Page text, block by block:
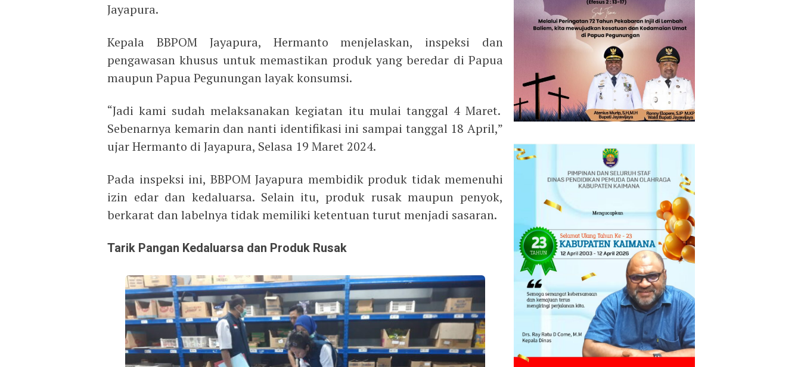
Jayapura.
Kepala BBPOM Jayapura, Hermanto menjelaskan, inspeksi dan
pengawasan khusus untuk memastikan produk yang beredar di Papua
maupun Papua Pegunungan layak konsumsi.
“Jadi kami sudah melaksanakan kegiatan itu mulai tanggal 4 Maret.
Sebenarnya kemarin dan nanti identifikasi ini sampai tanggal 18 April,”
ujar Hermanto di Jayapura, Selasa 19 Maret 2024.
Pada inspeksi ini, BBPOM Jayapura membidik produk tidak memenuhi
izin edar dan kedaluarsa. Selain itu, produk rusak maupun penyok,
berkarat dan labelnya tidak memiliki ketentuan turut menjadi sasaran.
Tarik Pangan Kedaluarsa dan Produk Rusak